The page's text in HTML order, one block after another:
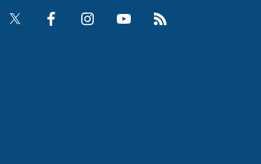
Twitter Facebook InstagramYouTube